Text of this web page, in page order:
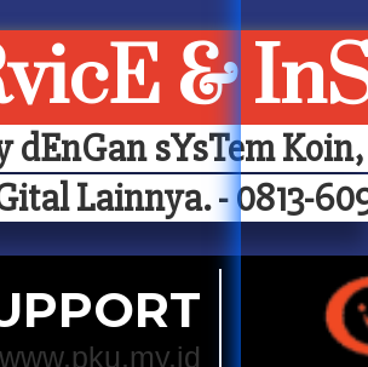
&
dEnGan sYsTem
Lainnya. - 0813-
www.pku.my.id